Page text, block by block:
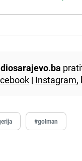
| Instagram,
#golman